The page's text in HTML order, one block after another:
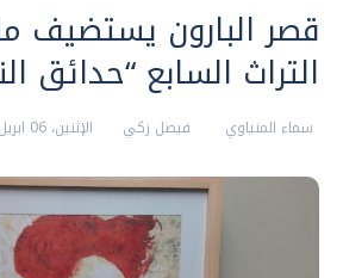
قصر البارون يستضيف
التراث السابع “حدائق
سماء المنياوي فيصل زكي الإثنين، 06 ابريل 2026 09:01 م